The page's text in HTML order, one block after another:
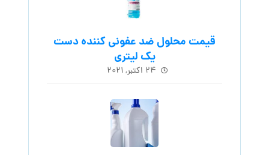
قیمت محلول ضد عفونی کننده دست
یک لیتری
۲۴ اکتبر, ۲۰۲۱